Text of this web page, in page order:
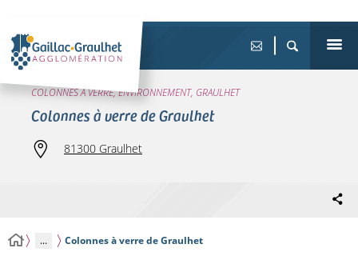
COLONNES À VERRE, ENVIRONNEMENT, GRAULHET
Colonnes à verre de Graulhet
81300 Graulhet
... Colonnes à verre de Graulhet